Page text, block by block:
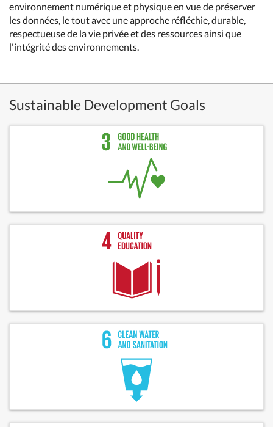
environnement numérique et physique en vue de préserver
les données, le tout avec une approche réfléchie, durable,
respectueuse de la vie privée et des ressources ainsi que
l'intégrité des environnements.
Sustainable Development Goals